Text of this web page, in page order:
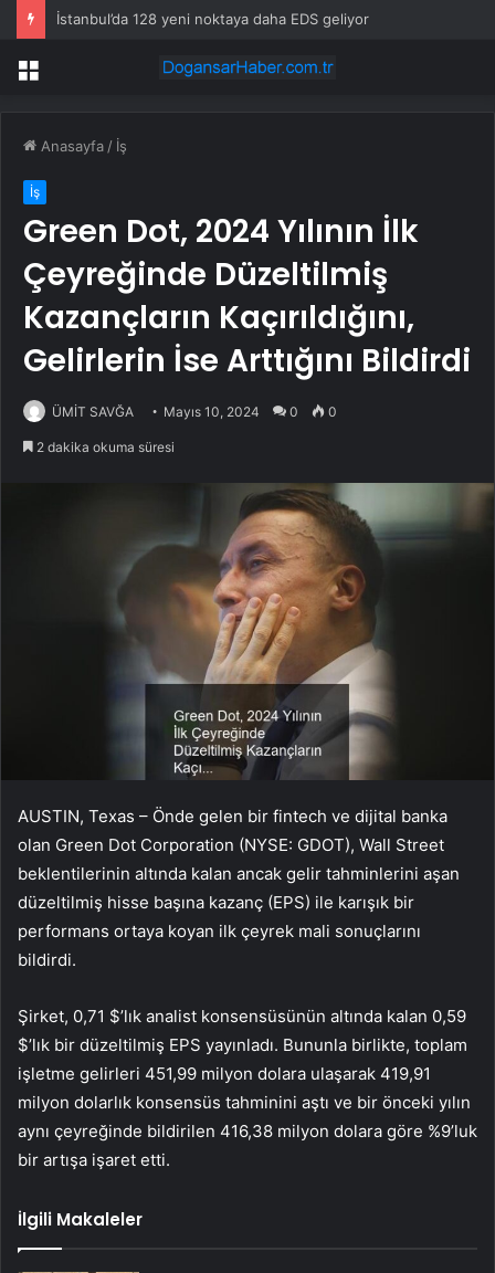
İstanbul’da 128 yeni noktaya daha EDS geliyor
Menü
Anasayfa / İş
İş
Green Dot, 2024 Yılının İlk
Çeyreğinde Düzeltilmiş
Kazançların Kaçırıldığını,
Gelirlerin İse Arttığını Bildirdi
ÜMİT SAVĞA Mayıs 10, 2024 0 0
2 dakika okuma süresi
AUSTIN, Texas – Önde gelen bir fintech ve dijital banka
olan Green Dot Corporation (NYSE: GDOT), Wall Street
beklentilerinin altında kalan ancak gelir tahminlerini aşan
düzeltilmiş hisse başına kazanç (EPS) ile karışık bir
performans ortaya koyan ilk çeyrek mali sonuçlarını
bildirdi.
Şirket, 0,71 $’lık analist konsensüsünün altında kalan 0,59
$’lık bir düzeltilmiş EPS yayınladı. Bununla birlikte, toplam
işletme gelirleri 451,99 milyon dolara ulaşarak 419,91
milyon dolarlık konsensüs tahminini aştı ve bir önceki yılın
aynı çeyreğinde bildirilen 416,38 milyon dolara göre %9’luk
bir artışa işaret etti.
İlgili Makaleler